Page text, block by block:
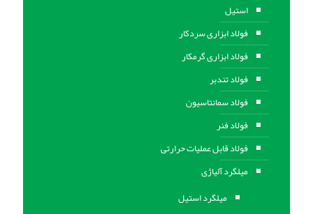
استیل
فولاد ابزاری سردکار
فولاد ابزاری گرمکار
فولاد تندبر
فولاد سمانتاسیون
فولاد فنر
فولاد قابل عملیات حرارتی
ميلگرد آلیاژی
میلگرد استیل